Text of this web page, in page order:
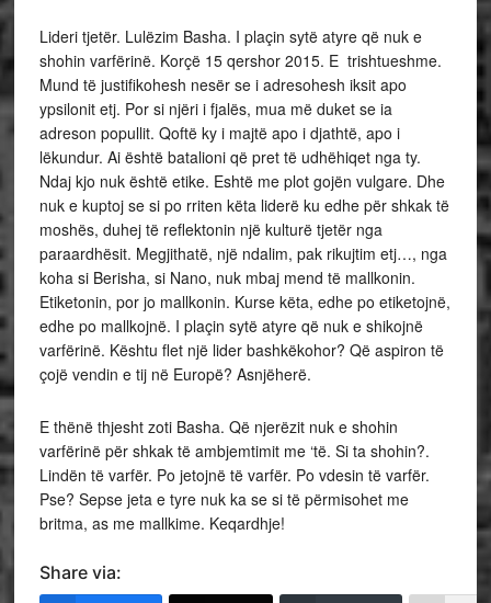
Lideri tjetër. Lulëzim Basha. I plaçin sytë atyre që nuk e
shohin varfërinë. Korçë 15 qershor 2015. E trishtueshme.
Mund të justifikohesh nesër se i adresohesh iksit apo
ypsilonit etj. Por si njëri i fjalës, mua më duket se ia
adreson popullit. Qoftë ky i majtë apo i djathtë, apo i
lëkundur. Ai është batalioni që pret të udhëhiqet nga ty.
Ndaj kjo nuk është etike. Eshtë me plot gojën vulgare. Dhe
nuk e kuptoj se si po rriten këta liderë ku edhe për shkak të
moshës, duhej të reflektonin një kulturë tjetër nga
paraardhësit. Megjithatë, një ndalim, pak rikujtim etj…, nga
koha si Berisha, si Nano, nuk mbaj mend të mallkonin.
Etiketonin, por jo mallkonin. Kurse këta, edhe po etiketojnë,
edhe po mallkojnë. I plaçin sytë atyre që nuk e shikojnë
varfërinë. Kështu flet një lider bashkëkohor? Që aspiron të
çojë vendin e tij në Europë? Asnjëherë.
E thënë thjesht zoti Basha. Që njerëzit nuk e shohin
varfërinë për shkak të ambjemtimit me ‘të. Si ta shohin?.
Lindën të varfër. Po jetojnë të varfër. Po vdesin të varfër.
Pse? Sepse jeta e tyre nuk ka se si të përmisohet me
britma, as me mallkime. Keqardhje!
Share via: